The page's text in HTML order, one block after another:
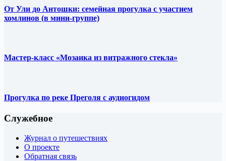
От Ули до Антошки: семейная прогулка с участием
хомлинов (в мини-группе)
Мастер-класс «Мозаика из витражного стекла»
Прогулка по реке Преголя с аудиогидом
Служебное
Журнал о путешествиях
О проекте
Обратная связь